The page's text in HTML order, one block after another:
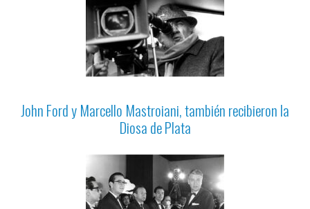
John Ford y Marcello Mastroiani, también recibieron la
Diosa de Plata